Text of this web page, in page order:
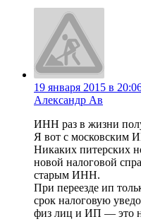
19 января 2015 в
Александр Ав
ИНН раз в жизни
Я вот с московским
Никаких питерских
новой налоговой
старым ИНН.
При переезде ип
срок налоговую
физ лиц и ИП — это